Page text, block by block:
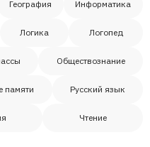
География Информатика
Логика Логопед
Обществознание
памяти Русский язык
Чтение